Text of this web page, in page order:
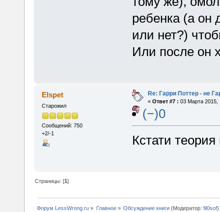
ребенка (а он
или нет?)
Или после он
Elspet
Старожил
Сообщений: 750
+2/-1
Re: Гарри Поттер - не
« Ответ #7 : 03 Марта 2015,
(−)0
Кстати
Страницы: [1]
Форум LessWrong.ru » Главное» Обсуждение книги(Модератор: fil0sof)